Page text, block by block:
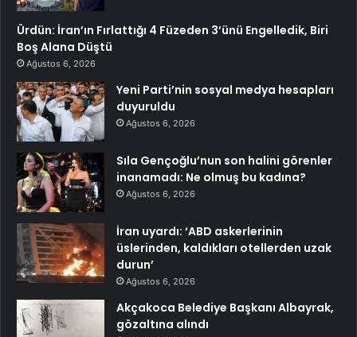
Ürdün: İran’ın Fırlattığı 4 Füzeden 3’ünü Engelledik, Biri
Boş Alana Düştü
Ağustos 6, 2026
Yeni Parti’nin sosyal medya hesapları
duyuruldu
Ağustos 6, 2026
Sıla Gençoğlu’nun son halini görenler
inanamadı: Ne olmuş bu kadına?
Ağustos 6, 2026
İran uyardı: ‘ABD askerlerinin
üslerinden, kaldıkları otellerden uzak
durun’
Ağustos 6, 2026
Akçakoca Belediye Başkanı Albayrak,
gözaltına alındı